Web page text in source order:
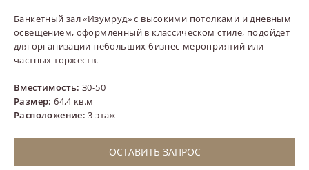
Банкетный зал «Изумруд» с высокими потолками и дневным
освещением, оформленный в классическом стиле, подойдет
для организации небольших бизнес-мероприятий или
частных торжеств.
Вместимость: 30-50
Размер:64,4 кв.м
Расположение: 3 этаж
ОСТАВИТЬ ЗАПРОС